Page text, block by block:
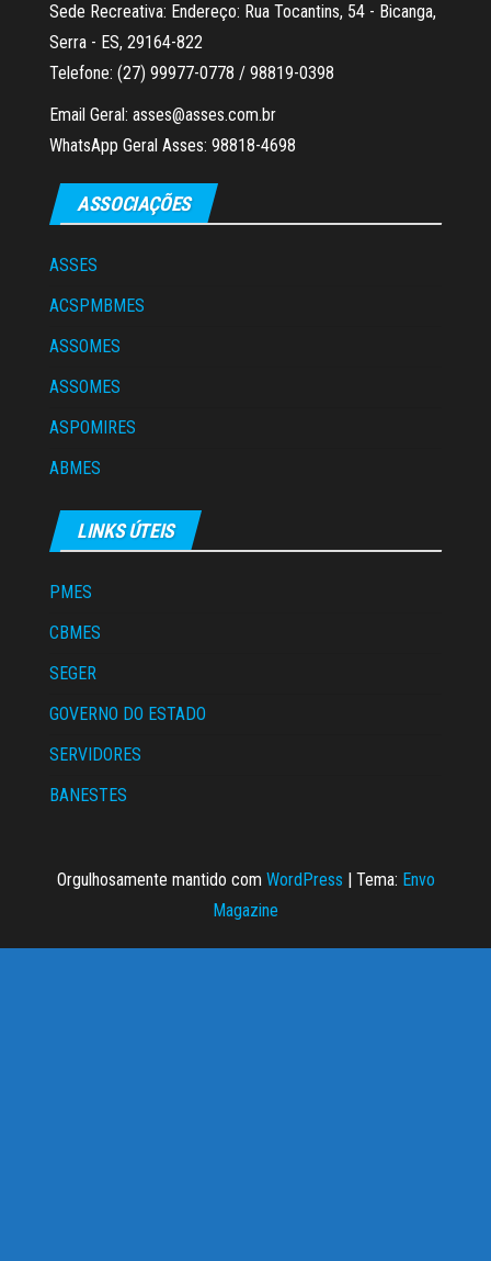
Sede Recreativa: Endereço: Rua Tocantins, 54 - Bicanga,
Serra - ES, 29164-822
Telefone: (27) 99977-0778 / 98819-0398
Email Geral: asses@asses.com.br
WhatsApp Geral Asses: 98818-4698
ASSOCIAÇÕES
ASSES
ACSPMBMES
ASSOMES
ASSOMES
ASPOMIRES
ABMES
LINKS ÚTEIS
PMES
CBMES
SEGER
GOVERNO DO ESTADO
SERVIDORES
BANESTES
Orgulhosamente mantido com WordPress | Tema: Envo
Magazine